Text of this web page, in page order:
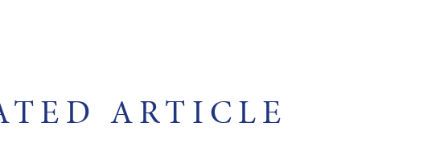
ARTICLE